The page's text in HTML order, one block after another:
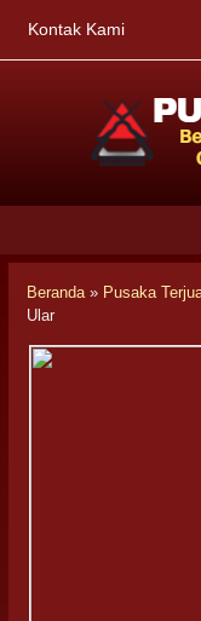
Kontak Kami
Beranda» Pusaka
Ular